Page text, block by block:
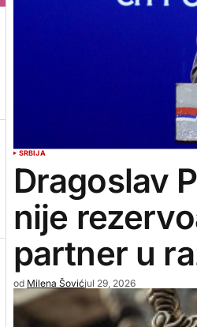
SRBIJA
Dragoslav
nije
partner u
od Milena Šovićjul 29, 2026